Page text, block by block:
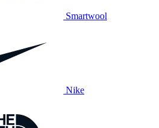
Smartwool
Nike